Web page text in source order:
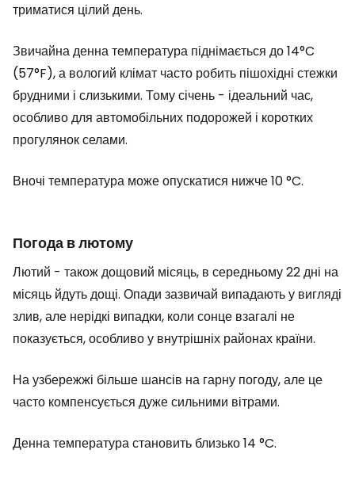
триматися цілий день.
Звичайна денна температура піднімається до 14°C
(57°F), а вологий клімат часто робить пішохідні стежки
брудними і слизькими. Тому січень - ідеальний час,
особливо для автомобільних подорожей і коротких
прогулянок селами.
Вночі температура може опускатися нижче 10 °C.
Погода в лютому
Лютий - також дощовий місяць, в середньому 22 дні на
місяць йдуть дощі. Опади зазвичай випадають у вигляді
злив, але нерідкі випадки, коли сонце взагалі не
показується, особливо у внутрішніх районах країни.
На узбережжі більше шансів на гарну погоду, але це
часто компенсується дуже сильними вітрами.
Денна температура становить близько 14 °C.